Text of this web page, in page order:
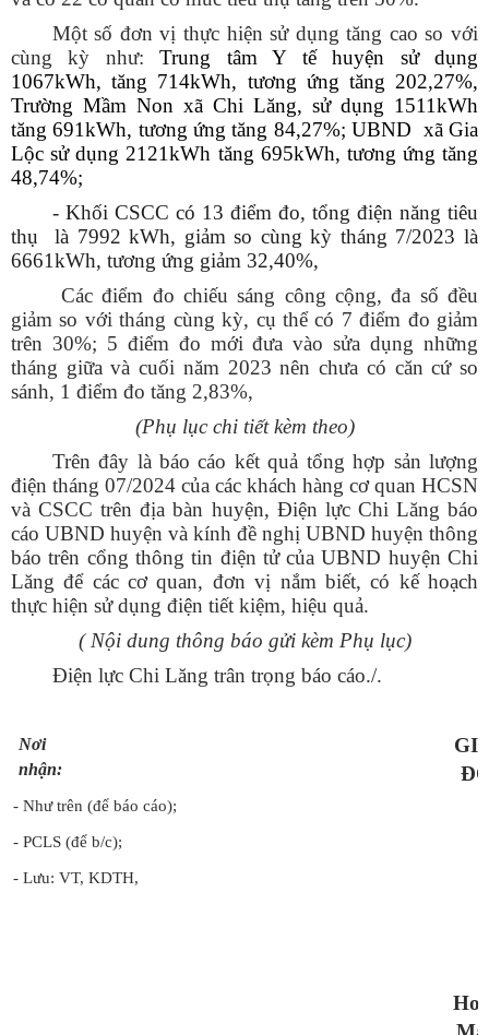
Một số đơn vị thực hiện sử dụng tăng cao so với
cùng kỳ như:Trung tâm Y tế huyện sử dụng
1067kWh, tăng 714kWh, tương ứng tăng 202,27%,
Trường Mầm Non xã Chi Lăng, sử dụng 1511kWh
tăng 691kWh, tương ứng tăng 84,27%; UBND xã Gia
Lộc sử dụng 2121kWh tăng 695kWh, tương ứng tăng
48,74%;
- Khối CSCC có 13 điểm đo, tổng điện năng tiêu
thụ là 7992 kWh, giảm so cùng kỳ tháng 7/2023 là
6661kWh, tương ứng giảm 32,40%,
Các điểm đo chiếu sáng công cộng, đa số đều
giảm so với tháng cùng kỳ, cụ thể có 7 điểm đo giảm
trên 30%; 5 điểm đo mới đưa vào sửa dụng những
tháng giữa và cuối năm 2023 nên chưa có căn cứ so
sánh, 1 điểm đo tăng 2,83%,
(Phụ lục chi tiết kèm theo)
Trên đây là báo cáo kết quả tổng hợp sản lượng
điện tháng 07/2024 của các khách hàng cơ quan HCSN
và CSCC trên địa bàn huyện, Điện lực Chi Lăng báo
cáo UBND huyện và kính đề nghị UBND huyện thông
báo trên cổng thông tin điện tử của UBND huyện Chi
Lăng để các cơ quan, đơn vị nắm biết, có kế hoạch
thực hiện sử dụng điện tiết kiệm, hiệu quả.
( Nội dung thông báo gửi kèm Phụ lục)
Điện lực Chi Lăng trân trọng báo cáo./.
Nơi
nhận:
- Như trên (để báo cáo);
- PCLS (để b/c);
- Lưu: VT, KDTH,